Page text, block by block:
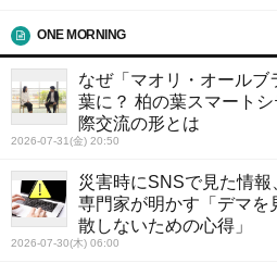
ONE MORNING
なぜ「マオリ・オール
葉に？ 柏の葉スマート
際交流の形とは
2026-07-31(金) 20:50
災害時にSNSで見た情報
専門家が明かす「デマを
散しないための心得」
2026-07-30(木) 06:00